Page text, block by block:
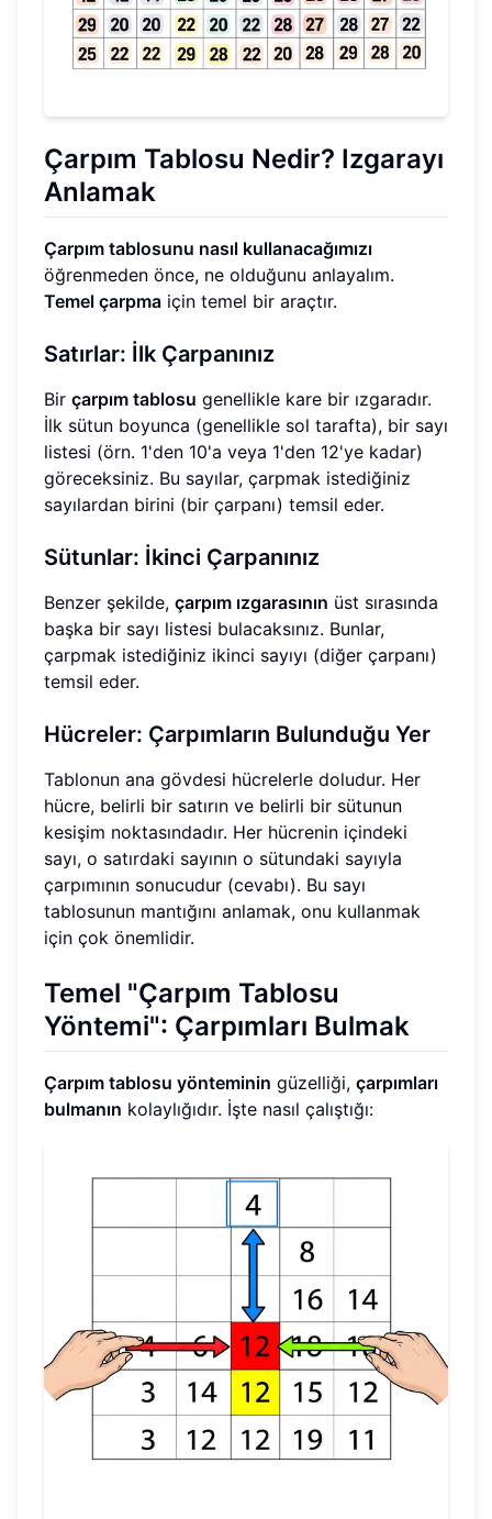
Çarpım Tablosu Nedir? Izgarayı
Anlamak
Çarpım tablosunu nasıl kullanacağımızı
öğrenmeden önce, ne olduğunu anlayalım.
Temel çarpma için temel bir araçtır.
Satırlar: İlk Çarpanınız
Bir çarpım tablosu genellikle kare bir ızgaradır.
İlk sütun boyunca (genellikle sol tarafta), bir sayı
listesi (örn. 1'den 10'a veya 1'den 12'ye kadar)
göreceksiniz. Bu sayılar, çarpmak istediğiniz
sayılardan birini (bir çarpanı) temsil eder.
Sütunlar: İkinci Çarpanınız
Benzer şekilde, çarpım ızgarasının üst sırasında
başka bir sayı listesi bulacaksınız. Bunlar,
çarpmak istediğiniz ikinci sayıyı (diğer çarpanı)
temsil eder.
Hücreler: Çarpımların Bulunduğu Yer
Tablonun ana gövdesi hücrelerle doludur. Her
hücre, belirli bir satırın ve belirli bir sütunun
kesişim noktasındadır. Her hücrenin içindeki
sayı, o satırdaki sayının o sütundaki sayıyla
çarpımının sonucudur (cevabı). Bu sayı
tablosunun mantığını anlamak, onu kullanmak
için çok önemlidir.
Temel "Çarpım Tablosu
Yöntemi": Çarpımları Bulmak
Çarpım tablosu yönteminin güzelliği, çarpımları
bulmanın kolaylığıdır. İşte nasıl çalıştığı: